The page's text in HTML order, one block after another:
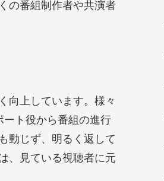
の番組制作者や共演者
向上しています。様々
ト役から番組の進行
動じず、明るく返して
、見ている視聴者に元